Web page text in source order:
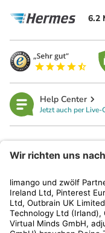
6.2
Help Center
Jetzt auch per Live-
Kundenservice
Shop